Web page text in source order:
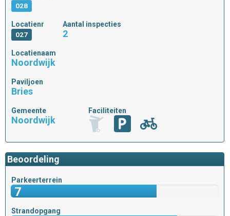
028
Locatienr
027
Aantal inspecties
2
Locatienaam
Noordwijk
Paviljoen
Bries
Gemeente
Noordwijk
Faciliteiten
Beoordeling
Parkeerterrein
7
Strandopgang